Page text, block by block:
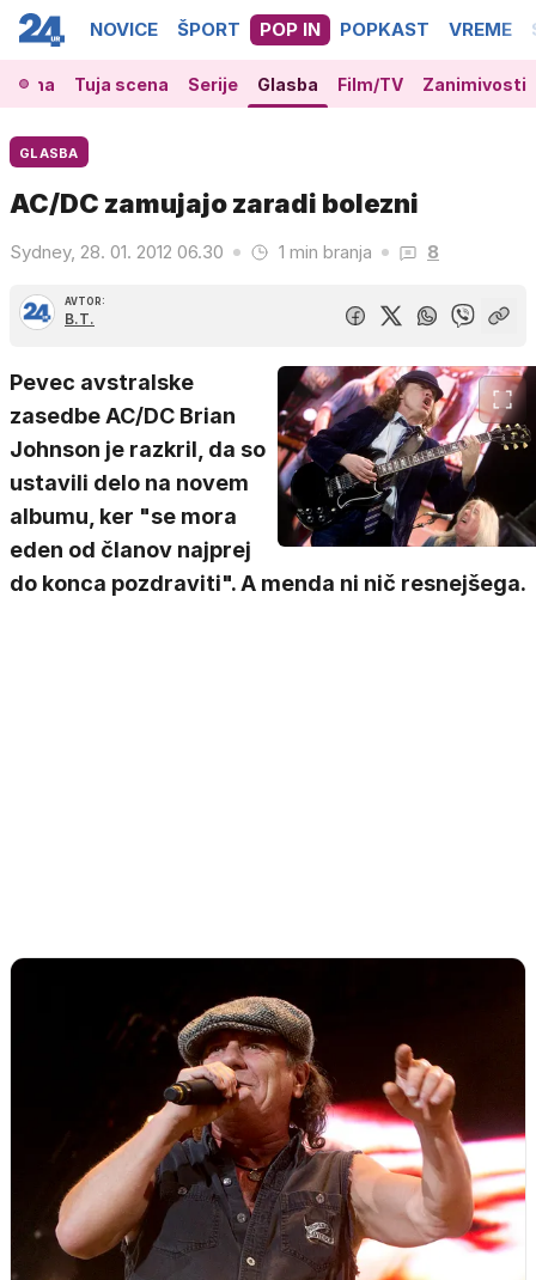
NOVICE ŠPORT POP IN POPKAST VREME
Tuja scena Serije Glasba Film/TV Zanimivosti
GLASBA
AC/DC zamujajo zaradi bolezni
Sydney, 28. 01. 2012 06.30 1 min branja 8
AVTOR:
B.T.
Pevec avstralske
zasedbe AC/DC Brian
Johnson je razkril, da so
ustavili delo na novem
albumu, ker "se mora
eden od članov najprej
do konca pozdraviti". A menda ni nič resnejšega.